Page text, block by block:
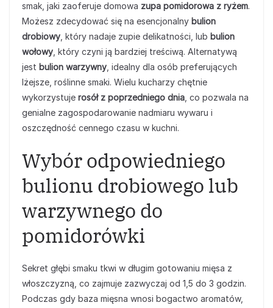
smak, jaki zaoferuje domowa zupa pomidorowa z ryżem.
Możesz zdecydować się na esencjonalny bulion
drobiowy , który nadaje zupie delikatności, lub bulion
wołowy , który czyni ją bardziej treściwą. Alternatywą
jest bulion warzywny , idealny dla osób preferujących
lżejsze, roślinne smaki. Wielu kucharzy chętnie
wykorzystuje rosół z poprzedniego dnia , co pozwala na
genialne zagospodarowanie nadmiaru wywaru i
oszczędność cennego czasu w kuchni.
Wybór odpowiedniego
bulionu drobiowego lub
warzywnego do
pomidorówki
Sekret głębi smaku tkwi w długim gotowaniu mięsa z
włoszczyzną, co zajmuje zazwyczaj od 1,5 do 3 godzin.
Podczas gdy baza mięsna wnosi bogactwo aromatów,